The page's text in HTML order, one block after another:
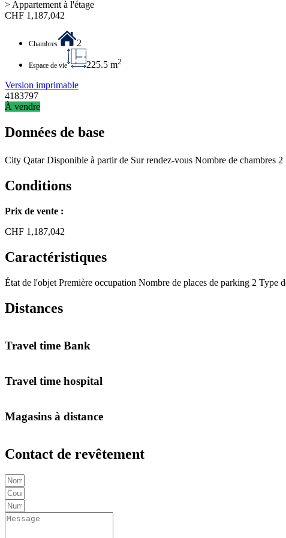
> Appartement à l'étage
CHF 1,187,042
Chambres 2
Espace de vie 225.5 m2
Version imprimable
4183797
À vendre
Données de base
City Qatar Disponible à partir de Sur rendez-vous Nombre de chambres 2
Conditions
Prix de vente :
CHF 1,187,042
Caractéristiques
État de l'objet Première occupation Nombre de places de parking 2 Type
Distances
Travel time Bank
Travel time hospital
Magasins à distance
Contact de revêtement